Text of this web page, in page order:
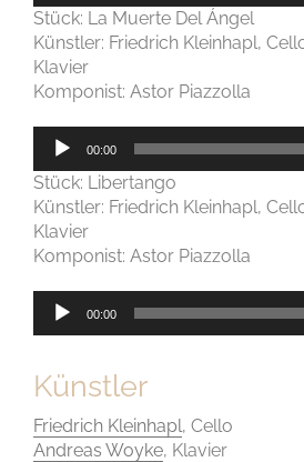
Stück: La Muerte Del Ángel
Künstler: Friedrich Kleinhapl,
Klavier
Komponist: Astor Piazzolla
Audio-
Player
00:00
Stück: Libertango
Künstler: Friedrich Kleinhapl,
Klavier
Komponist: Astor Piazzolla
Audio-
Player
00:00
Künstler
Friedrich Kleinhapl, Cello
Andreas Woyke, Klavier